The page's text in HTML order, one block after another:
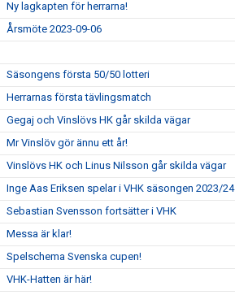
Ny lagkapten för herrarna!
Årsmöte 2023-09-06
Säsongens första 50/50 lotteri
Herrarnas första tävlingsmatch
Gegaj och Vinslövs HK går skilda vägar
Mr Vinslöv gör ännu ett år!
Vinslövs HK och Linus Nilsson går skilda vägar
Inge Aas Eriksen spelar i VHK säsongen 2023/24
Sebastian Svensson fortsätter i VHK
Messa är klar!
Spelschema Svenska cupen!
VHK-Hatten är här!